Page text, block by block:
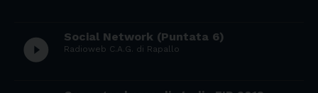
play_circle_filled Social Network (Puntata 6)
Radioweb C.A.G. di Rapallo